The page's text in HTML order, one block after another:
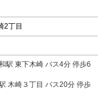
2丁目
駅 東下木崎 バス4分 停歩6
木崎３丁目 バス20分 停歩